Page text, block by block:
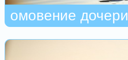
омовение дочери